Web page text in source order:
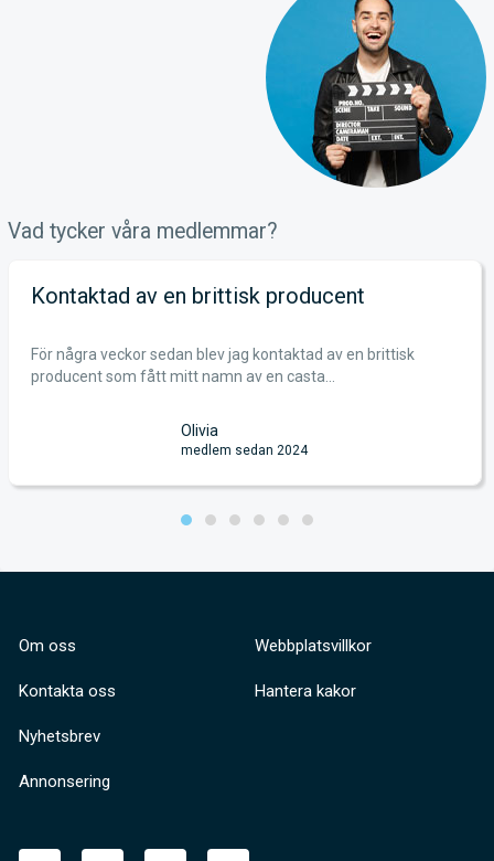
Vad tycker våra medlemmar?
Kontaktad av en brittisk producent
För några veckor sedan blev jag kontaktad av en brittisk
producent som fått mitt namn av en casta...
Olivia
medlem sedan 2024
Om oss
Kontakta oss
Nyhetsbrev
Annonsering
Webbplatsvillkor
Hantera kakor